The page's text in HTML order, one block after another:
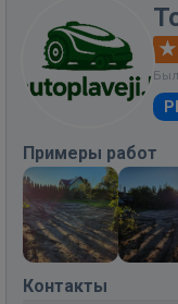
Был
Примеры работ
Контакты